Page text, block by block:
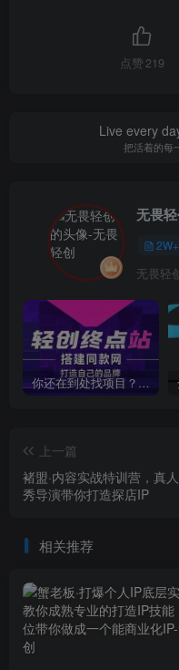
点赞 219
Live every
把活着的每
无畏
2W+
无畏轻
你还在到处找项目？还在当韭菜？我靠卖项目一个月收入5万+，曾经我也是个失败者。
上一篇
褚盟·内容实战特训营，真人
秀导演带你打造探店IP
相关推荐